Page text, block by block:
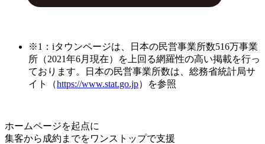
※1：iタウンページは、日本の民営事業所数516万事業
所（2021年6月現在）を上回る網羅性の高い掲載を行っ
ております。日本の民営事業所数は、総務省統計局サ
イト（https://www.stat.go.jp）を参照
ホームページを起点に
集客から成約までをワンストップで支援